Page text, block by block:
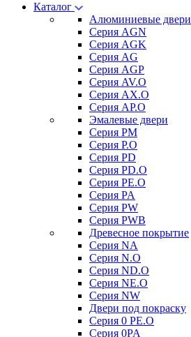
Каталог
Алюминиевые двери
Серия AGN
Серия AGK
Серия AG
Серия AGP
Серия AV.O
Серия AX.O
Серия AP.O
Эмалевые двери
Серия PM
Серия P.O
Серия PD
Серия PD.O
Серия PE.O
Серия PA
Серия PW
Серия PWB
Древесное покрытие
Серия NA
Серия N.O
Серия ND.O
Серия NE.O
Серия NW
Двери под покраску
Серия 0 PE.O
Серия 0PA